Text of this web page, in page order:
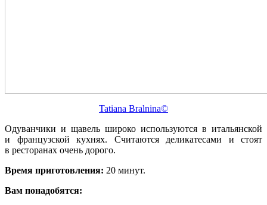
Tatiana Bralnina©
Одуванчики и щавель широко используются в итальянской
и французской кухнях. Считаются деликатесами и стоят
в ресторанах очень дорого.
Время приготовления: 20 минут.
Вам понадобятся: